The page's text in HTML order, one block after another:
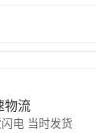
物流
电 当时发货